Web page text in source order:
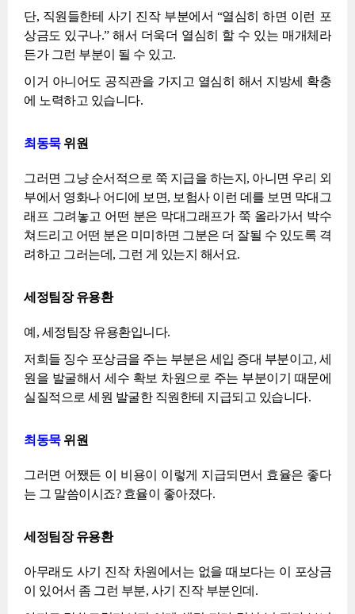
단, 직원들한테 사기 진작 부분에서 “열심히 하면 이런 포
상금도 있구나.” 해서 더욱더 열심히 할 수 있는 매개체라
든가 그런 부분이 될 수 있고.
이거 아니어도 공직관을 가지고 열심히 해서 지방세 확충
에 노력하고 있습니다.
최동묵위원
그러면 그냥 순서적으로 쭉 지급을 하는지, 아니면 우리 외
부에서 영화나 어디에 보면, 보험사 이런 데를 보면 막대그
래프 그려놓고 어떤 분은 막대그래프가 쭉 올라가서 박수
쳐드리고 어떤 분은 미미하면 그분은 더 잘될 수 있도록 격
려하고 그러는데, 그런 게 있는지 해서요.
세정팀장 유용환
예, 세정팀장 유용환입니다.
저희들 징수 포상금을 주는 부분은 세입 증대 부분이고, 세
원을 발굴해서 세수 확보 차원으로 주는 부분이기 때문에
실질적으로 세원 발굴한 직원한테 지급되고 있습니다.
최동묵위원
그러면 어쨌든 이 비용이 이렇게 지급되면서 효율은 좋다
는 그 말씀이시죠? 효율이 좋아졌다.
세정팀장 유용환
아무래도 사기 진작 차원에서는 없을 때보다는 이 포상금
이 있어서 좀 그런 부분, 사기 진작 부분인데.